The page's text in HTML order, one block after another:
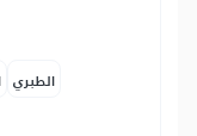
الطبري